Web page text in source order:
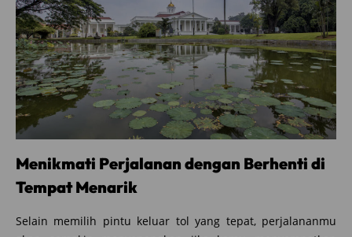
Menikmati Perjalanan dengan Berhenti di
Tempat Menarik
Selain memilih pintu keluar tol yang tepat, perjalananmu